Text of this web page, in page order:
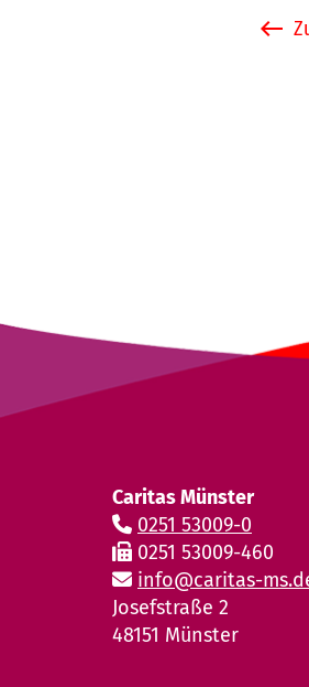
Caritas Münster
0251 53009-0
0251 53009-460
info@caritas-
Josefstraße 2
48151 Münster